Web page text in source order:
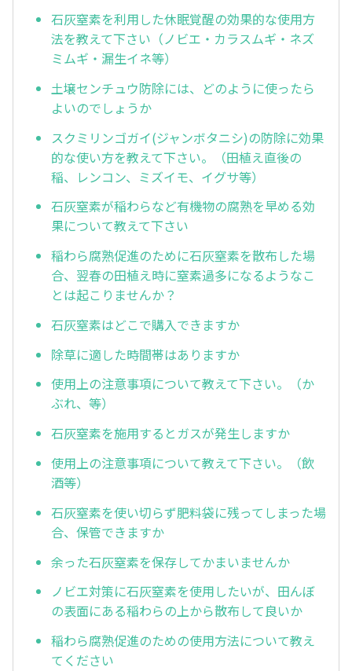
石灰窒素を利用した休眠覚醒の効果的な使用方
法を教えて下さい（ノビエ・カラスムギ・ネズ
ミムギ・漏生イネ等）
土壌センチュウ防除には、どのように使ったら
よいのでしょうか
スクミリンゴガイ(ジャンボタニシ)の防除に効果
的な使い方を教えて下さい。（田植え直後の
稲、レンコン、ミズイモ、イグサ等）
石灰窒素が稲わらなど有機物の腐熟を早める効
果について教えて下さい
稲わら腐熟促進のために石灰窒素を散布した場
合、翌春の田植え時に窒素過多になるようなこ
とは起こりませんか？
石灰窒素はどこで購入できますか
除草に適した時間帯はありますか
使用上の注意事項について教えて下さい。（か
ぶれ、等）
石灰窒素を施用するとガスが発生しますか
使用上の注意事項について教えて下さい。（飲
酒等）
石灰窒素を使い切らず肥料袋に残ってしまった場
合、保管できますか
余った石灰窒素を保存してかまいませんか
ノビエ対策に石灰窒素を使用したいが、田んぼ
の表面にある稲わらの上から散布して良いか
稲わら腐熟促進のための使用方法について教え
てください